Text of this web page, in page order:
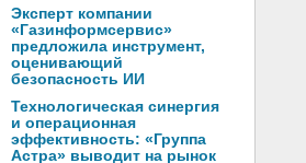
Эксперт компании
«Газинформсервис»
предложила инструмент,
оценивающий
безопасность ИИ
Технологическая синергия
и операционная
эффективность: «Группа
Астра» выводит на рынок